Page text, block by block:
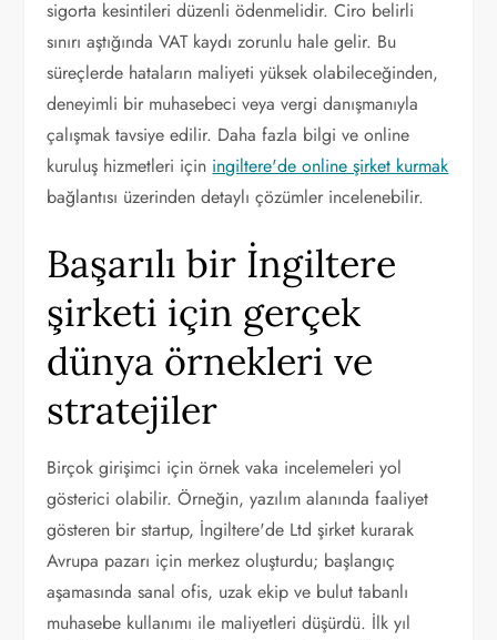
sigorta kesintileri düzenli ödenmelidir. Ciro belirli
sınırı aştığında VAT kaydı zorunlu hale gelir. Bu
süreçlerde hataların maliyeti yüksek olabileceğinden,
deneyimli bir muhasebeci veya vergi danışmanıyla
çalışmak tavsiye edilir. Daha fazla bilgi ve online
kuruluş hizmetleri için ingiltere'de online şirket kurmak
bağlantısı üzerinden detaylı çözümler incelenebilir.
Başarılı bir İngiltere
şirketi için gerçek
dünya örnekleri ve
stratejiler
Birçok girişimci için örnek vaka incelemeleri yol
gösterici olabilir. Örneğin, yazılım alanında faaliyet
gösteren bir startup, İngiltere'de Ltd şirket kurarak
Avrupa pazarı için merkez oluşturdu; başlangıç
aşamasında sanal ofis, uzak ekip ve bulut tabanlı
muhasebe kullanımı ile maliyetleri düşürdü. İlk yıl